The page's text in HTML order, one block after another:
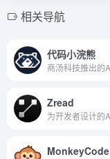
相关导航
代码小浣熊
Zread
MonkeyCode